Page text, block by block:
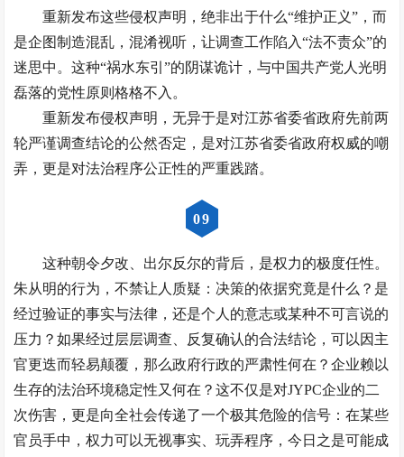
重新发布这些侵权声明，绝非出于什么“维护正义”，而
是企图制造混乱，混淆视听，让调查工作陷入“法不责众”的
迷思中。这种“祸水东引”的阴谋诡计，与中国共产党人光明
磊落的党性原则格格不入。
重新发布侵权声明，无异于是对江苏省委省政府先前两
轮严谨调查结论的公然否定，是对江苏省委省政府权威的嘲
弄，更是对法治程序公正性的严重践踏。
09
这种朝令夕改、出尔反尔的背后，是权力的极度任性。
朱从明的行为，不禁让人质疑：决策的依据究竟是什么？是
经过验证的事实与法律，还是个人的意志或某种不可言说的
压力？如果经过层层调查、反复确认的合法结论，可以因主
官更迭而轻易颠覆，那么政府行政的严肃性何在？企业赖以
生存的法治环境稳定性又何在？这不仅是对JYPC企业的二
次伤害，更是向全社会传递了一个极其危险的信号：在某些
官员手中，权力可以无视事实、玩弄程序，今日之是可能成